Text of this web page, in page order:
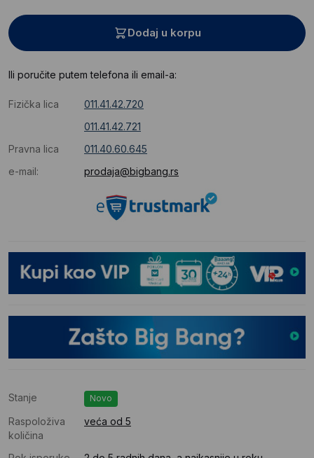
Dodaj u korpu
Ili poručite putem telefona ili email-a:
Fizička lica
011.41.42.720
011.41.42.721
Pravna lica
011.40.60.645
e-mail:
prodaja@bigbang.rs
Stanje Novo
Raspoloživa
količina
veća od 5